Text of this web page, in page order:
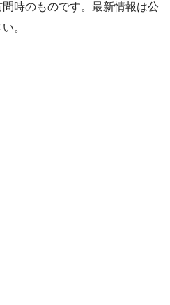
時のものです。最新情報は公
。